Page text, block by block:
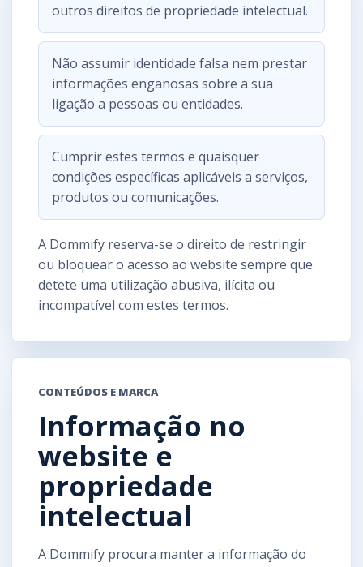
outros direitos de propriedade intelectual.
Não assumir identidade falsa nem prestar
informações enganosas sobre a sua
ligação a pessoas ou entidades.
Cumprir estes termos e quaisquer
condições específicas aplicáveis a serviços,
produtos ou comunicações.
A Dommify reserva-se o direito de restringir
ou bloquear o acesso ao website sempre que
detete uma utilização abusiva, ilícita ou
incompatível com estes termos.
CONTEÚDOS E MARCA
Informação no
website e
propriedade
intelectual
A Dommify procura manter a informação do